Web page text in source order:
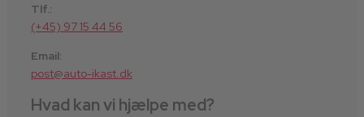
Tlf.:
(+45) 97 15 44 56
Email:
post@auto-ikast.dk
Hvad kan vi hjælpe med?